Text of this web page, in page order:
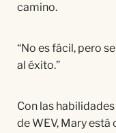
camino.
“No es fácil, pero
al éxito.”
Con las
de WEV, Mary